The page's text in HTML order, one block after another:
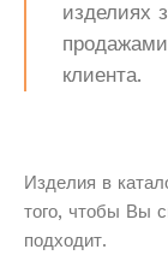
изделиях
клиента.
Изделия в
того, чтобы Вы
подходит.